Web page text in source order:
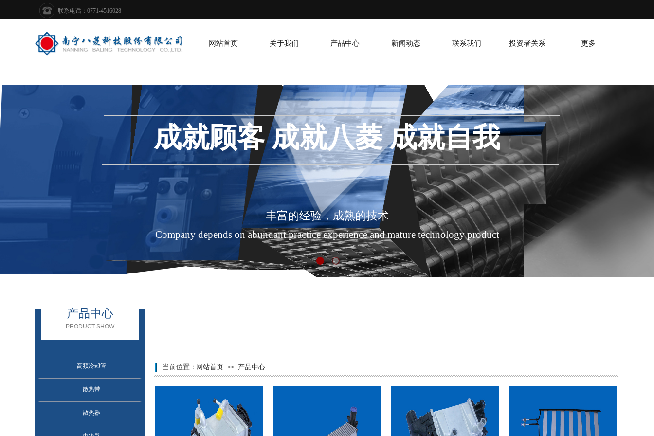
联系电话：0771-4516028
网站首页 关于我们 产品中心 新闻动态 联系我们 投资者关系 更多
成就顾客 成就八菱 成就自我
丰富的经验，成熟的技术
Company depends on abundant practice experience and mature technology product
产品中心
PRODUCT SHOW
高频冷却管
散热带
散热器
当前位置： 网站首页 >> 产品中心